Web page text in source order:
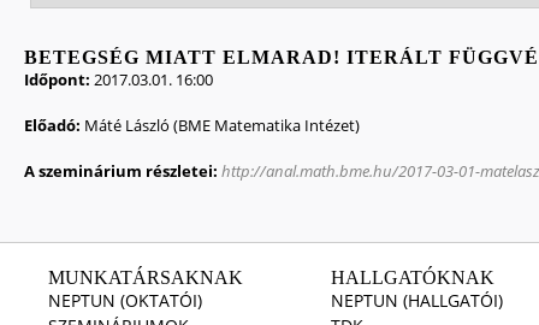
BETEGSÉG MIATT ELMARAD! ITERÁLT
Időpont: 2017.03.01. 16:00
Előadó: Máté László (BME Matematika Intézet)
A szeminárium részletei: http://anal.math.bme.hu/2017-03-01-
MUNKATÁRSAKNAK
NEPTUN (OKTATÓI)
HALLGATÓKNAK
NEPTUN (HALLGATÓI)